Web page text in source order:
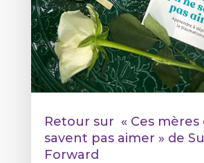
Retour sur « Ces mères
savent pas aimer » de
Forward